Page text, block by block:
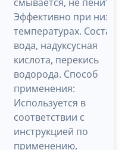
Эффективно при
температурах. Состав:
вода, надуксусная
кислота, перекись
водорода. Способ
применения:
Используется в
соответствии с
инструкцией по
применению,